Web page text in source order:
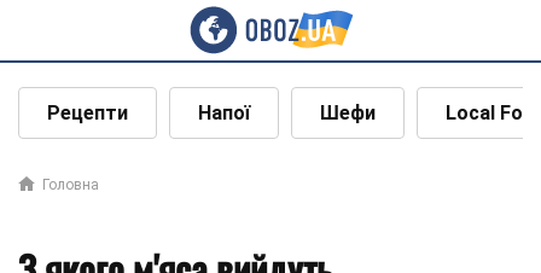
Рецепти Напої Шефи Local
Головна